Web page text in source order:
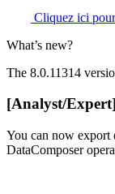
Cliquez ici
What’s new?
The 8.0.11314
[Analyst/
You can now export
DataComposer